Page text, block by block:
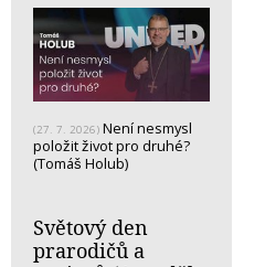
(27. 7. 2026) Není nesmysl
položit život pro druhé?
(Tomáš Holub)
Světový den
prarodičů a